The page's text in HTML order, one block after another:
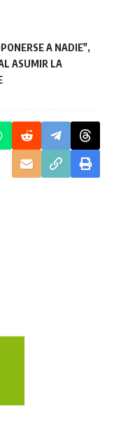
A NADIE"
ASUMIR LA